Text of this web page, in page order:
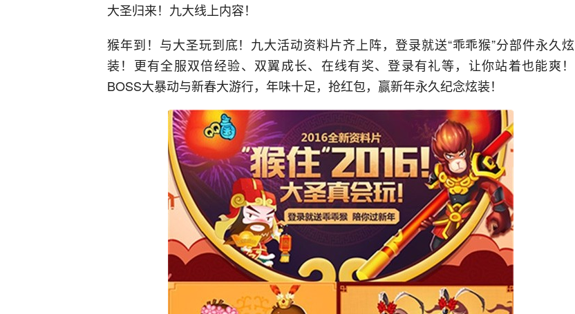
大圣归来！九大线上内容！
猴年到！与大圣玩到底！九大活动资料片齐上阵，登录就送“乖乖猴”分部件永久炫
装！更有全服双倍经验、双翼成长、在线有奖、登录有礼等，让你站着也能爽！
BOSS大暴动与新春大游行，年味十足，抢红包，赢新年永久纪念炫装！